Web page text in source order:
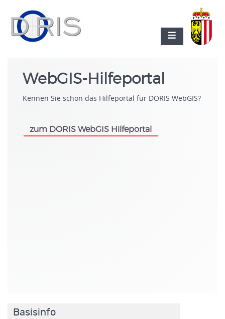
WebGIS-Hilfeportal
Kennen Sie schon das Hilfeportal für DORIS WebGIS?
zum DORIS WebGIS Hilfeportal
Basisinfo